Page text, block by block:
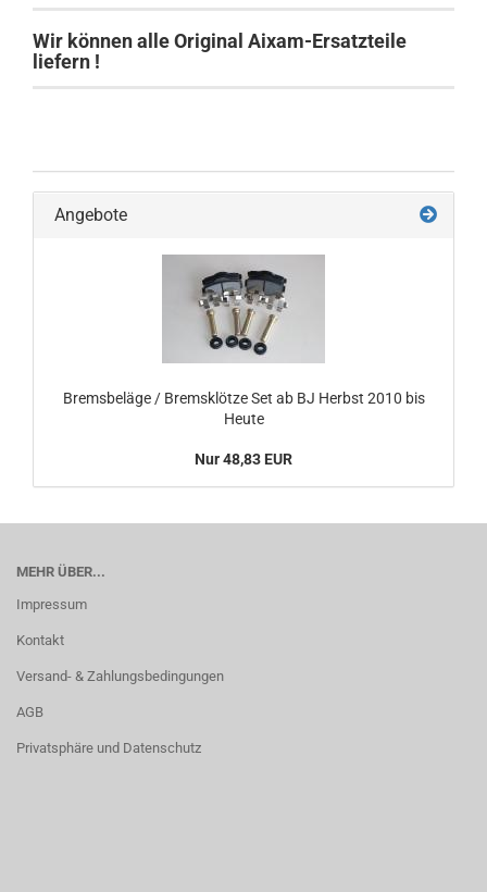
Wir können alle Original Aixam-Ersatzteile
liefern !
Angebote
Bremsbeläge / Bremsklötze Set ab BJ Herbst 2010 bis
Heute
Nur 48,83 EUR
MEHR ÜBER...
Impressum
Kontakt
Versand- & Zahlungsbedingungen
AGB
Privatsphäre und Datenschutz